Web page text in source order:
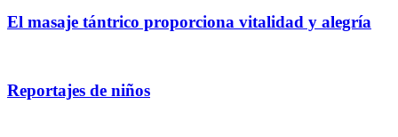
El masaje tántrico proporciona vitalidad y alegría
Reportajes de niños